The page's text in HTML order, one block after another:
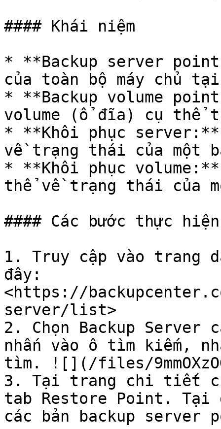
#### Khái niệm
* **Backup server
của toàn bộ máy chủ
* **Backup volume
volume (ổ đĩa) cụ thể
* **Khôi phục server:**
về trạng thái của một
* **Khôi phục
thể về trạng thái của
#### Các bước thực hiện
1. Truy cập vào trang
đây:
<https://
server/list>
2. Chọn Backup Server
nhấn vào ô tìm kiếm,
tìm. ![](/files/
3. Tại trang chi tiết
tab Restore Point. Tại
các bản backup server